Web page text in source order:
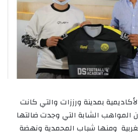
بمدينة ورززات والتي كانت
المواهب الشابة التي وجدت ضالتها
ومنها شباب المحمدية ونهضة